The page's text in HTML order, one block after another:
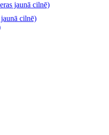
jaunā cilnē)
cilnē)